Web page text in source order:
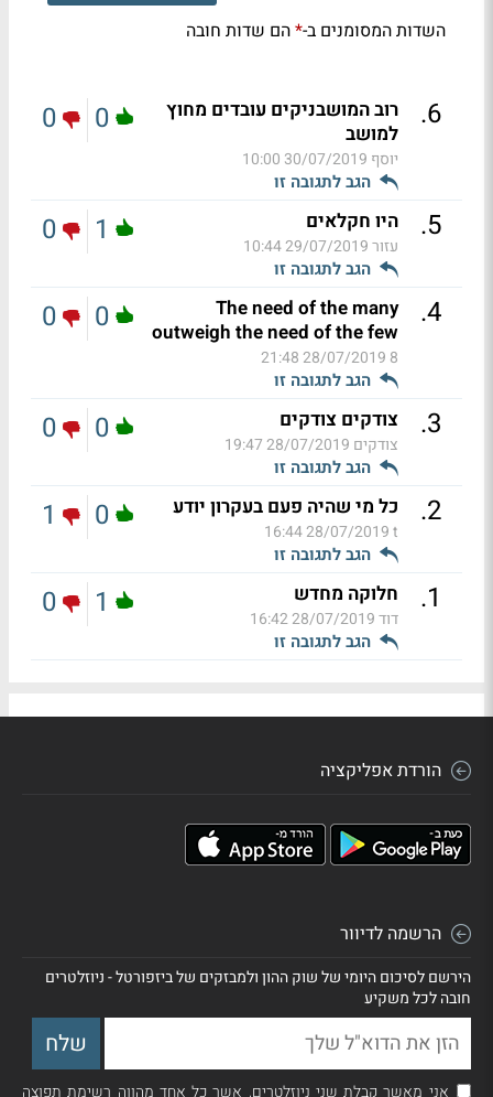
השדות המסומנים ב-*הם שדות חובה
6
.
רוב המושבניקים עובדים מחוץ
למושב
יוסף 30/07/2019 10:00
הגב לתגובה זו
0
0
5
. היו חקלאים
עזור29/07/2019 10:44
הגב לתגובה זו
1
0
4
.
The need of the many
outweigh the need of the few
8
28/07/2019 21:48
הגב לתגובה זו
0
0
3
. צודקים צודקים
צודקים 28/07/2019 19:47
הגב לתגובה זו
0
0
2
. כל מי שהיה פעם בעקרון יודע
t
28/07/2019 16:44
הגב לתגובה זו
0
1
1
. חלוקה מחדש
דוד28/07/2019 16:42
הגב לתגובה זו
1
0
הורדת אפליקציה
הרשמה לדיוור
הירשם לסיכום היומי של שוק ההון ולמבזקים של ביזפורטל - ניוזלטרים
חובה לכל משקיע
אני מאשר קבלת שני ניוזלטרים, אשר כל אחד מהווה רשימת תפוצה